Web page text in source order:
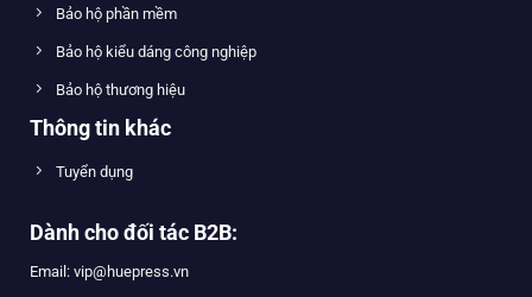
Bảo hộ phần mềm
Bảo hộ kiểu dáng công nghiệp
Bảo hộ thương hiệu
Thông tin khác
Tuyển dụng
Dành cho đối tác B2B:
Email: vip@huepress.vn